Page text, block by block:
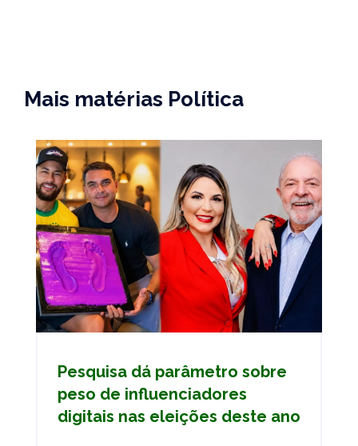
Mais matérias Política
Pesquisa dá parâmetro sobre
peso de influenciadores
digitais nas eleições deste ano